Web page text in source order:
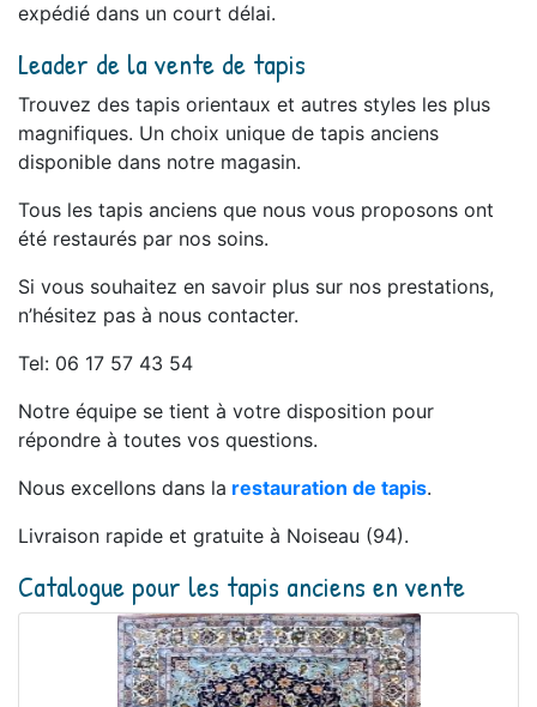
expédié dans un court délai.
Leader de la vente de tapis
Trouvez des tapis orientaux et autres styles les plus
magnifiques. Un choix unique de tapis anciens
disponible dans notre magasin.
Tous les tapis anciens que nous vous proposons ont
été restaurés par nos soins.
Si vous souhaitez en savoir plus sur nos prestations,
n’hésitez pas à nous contacter.
Tel: 06 17 57 43 54
Notre équipe se tient à votre disposition pour
répondre à toutes vos questions.
Nous excellons dans la restauration de tapis.
Livraison rapide et gratuite à Noiseau (94).
Catalogue pour les tapis anciens en vente